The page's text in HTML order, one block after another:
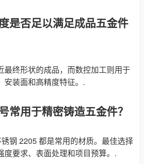
是否足以满足成品五金件
最终形状的成品，而数控加工则用于
安装面和高精度特征。.
常用于精密铸造五金件？
钢 2205 都是常用的材质。最佳选择
度要求、表面处理和项目预算。.